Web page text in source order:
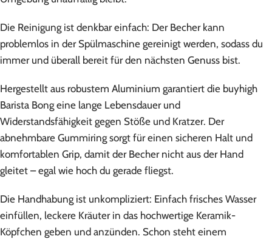
Die Reinigung ist denkbar einfach: Der Becher kann
problemlos in der Spülmaschine gereinigt werden, sodass du
immer und überall bereit für den nächsten Genuss bist.
Hergestellt aus robustem Aluminium garantiert die buyhigh
Barista Bong eine lange Lebensdauer und
Widerstandsfähigkeit gegen Stöße und Kratzer. Der
abnehmbare Gummiring sorgt für einen sicheren Halt und
komfortablen Grip, damit der Becher nicht aus der Hand
gleitet – egal wie hoch du gerade fliegst.
Die Handhabung ist unkompliziert: Einfach frisches Wasser
einfüllen, leckere Kräuter in das hochwertige Keramik-
Köpfchen geben und anzünden. Schon steht einem